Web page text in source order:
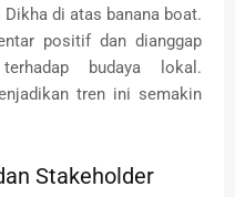
di atas banana boat.
positif dan dianggap
budaya lokal.
tren ini semakin
Stakeholder